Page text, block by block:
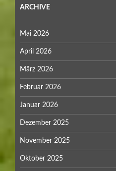
ARCHIVE
Mai 2026
April 2026
März 2026
Februar 2026
Januar 2026
Dezember 2025
November 2025
Oktober 2025